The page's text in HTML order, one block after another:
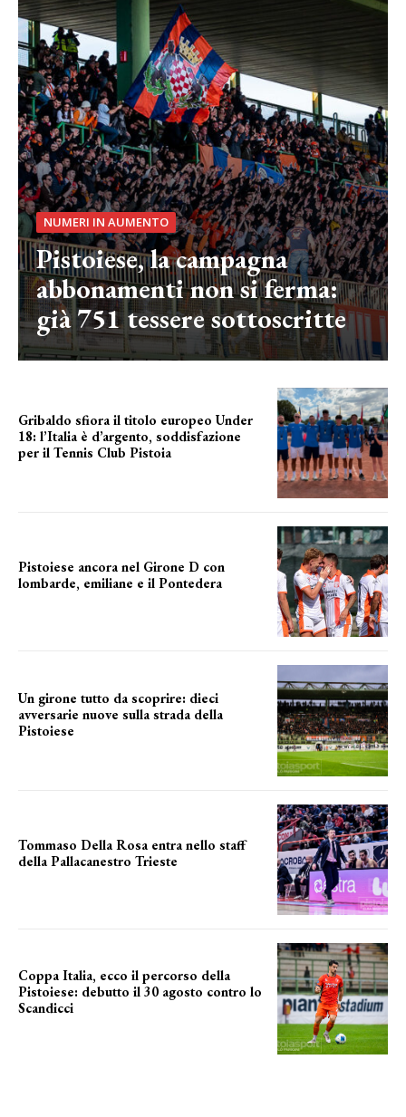
NUMERI IN AUMENTO
Pistoiese, la campagna
abbonamenti non si ferma:
già 751 tessere sottoscritte
Gribaldo sfiora il titolo europeo Under
18: l’Italia è d’argento, soddisfazione
per il Tennis Club Pistoia
Pistoiese ancora nel Girone D con
lombarde, emiliane e il Pontedera
Un girone tutto da scoprire: dieci
avversarie nuove sulla strada della
Pistoiese
Tommaso Della Rosa entra nello staff
della Pallacanestro Trieste
Coppa Italia, ecco il percorso della
Pistoiese: debutto il 30 agosto contro lo
Scandicci